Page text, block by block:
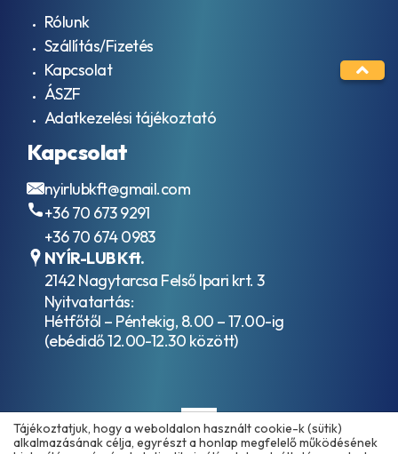
Rólunk
Szállítás/Fizetés
Kapcsolat
ÁSZF
Adatkezelési tájékoztató
Kapcsolat
nyirlubkft@gmail.com
+36 70 673 9291
+36 70 674 0983
NYÍR-LUB Kft.
2142 Nagytarcsa Felső Ipari krt. 3
Nyitvatartás:
Hétfőtől – Péntekig, 8.00 – 17.00-ig
(ebédidő 12.00-12.30 között)
Tájékoztatjuk, hogy a weboldalon használt cookie-k (sütik)
alkalmazásának célja, egyrészt a honlap megfelelő működésének